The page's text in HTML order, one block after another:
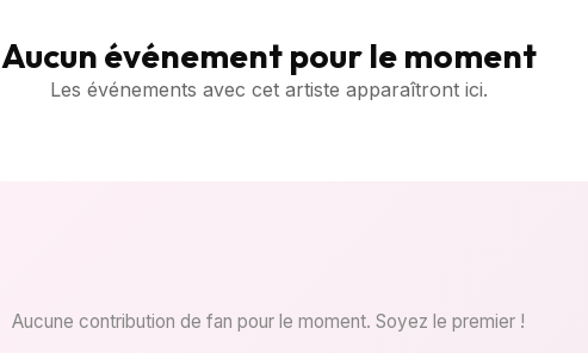
Aucun événement pour le moment
Les événements avec cet artiste apparaîtront ici.
Aucune contribution de fan pour le moment. Soyez le premier !